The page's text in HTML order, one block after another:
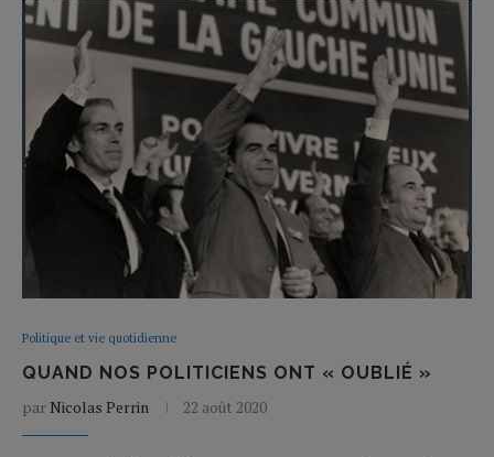
Politique et vie quotidienne
QUAND NOS POLITICIENS ONT « OUBLIÉ »
par Nicolas Perrin 22 août 2020